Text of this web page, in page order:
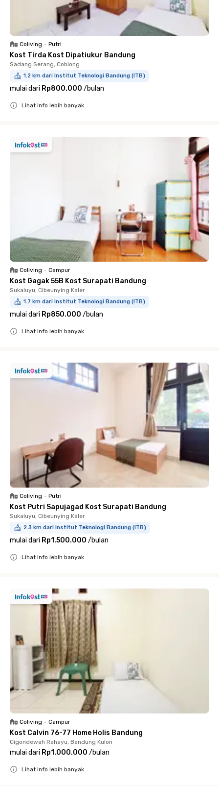
Coliving • Putri
Kost Tirda Kost Dipatiukur Bandung
Sadang Serang, Coblong
1.2 km dari Institut Teknologi Bandung (ITB)
mulai dari Rp800.000 /bulan
Lihat info lebih banyak
Coliving • Campur
Kost Gagak 55B Kost Surapati Bandung
Sukaluyu, Cibeunying Kaler
1.7 km dari Institut Teknologi Bandung (ITB)
mulai dari Rp850.000 /bulan
Lihat info lebih banyak
Coliving • Putri
Kost Putri Sapujagad Kost Surapati Bandung
Sukaluyu, Cibeunying Kaler
2.3 km dari Institut Teknologi Bandung (ITB)
mulai dari Rp1.500.000 /bulan
Lihat info lebih banyak
Coliving • Campur
Kost Calvin 76-77 Home Holis Bandung
Cigondewah Rahayu, Bandung Kulon
mulai dari Rp1.000.000 /bulan
Lihat info lebih banyak